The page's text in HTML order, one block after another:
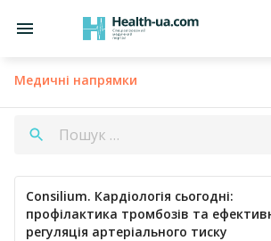
Медичні напрямки
Consilium. Кардіологія сьогодні:
профілактика тромбозів та
регуляція артеріального тиску